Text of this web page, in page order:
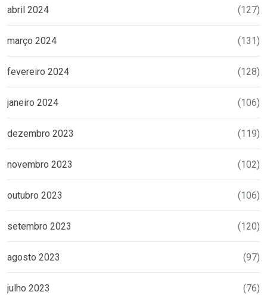
abril 2024 (127)
março 2024 (131)
fevereiro 2024 (128)
janeiro 2024 (106)
dezembro 2023 (119)
novembro 2023 (102)
outubro 2023 (106)
setembro 2023 (120)
agosto 2023 (97)
julho 2023 (76)